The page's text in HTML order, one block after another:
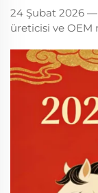
24 Şubat 2026
üreticisi ve OEM
tatilinin
etti. Şirket, tam...